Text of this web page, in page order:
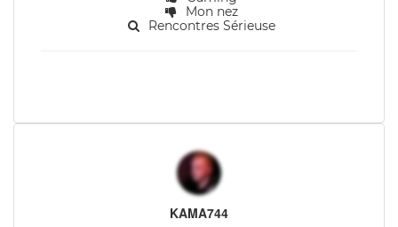
Mon nez
Rencontres Sérieuse
KAMA744